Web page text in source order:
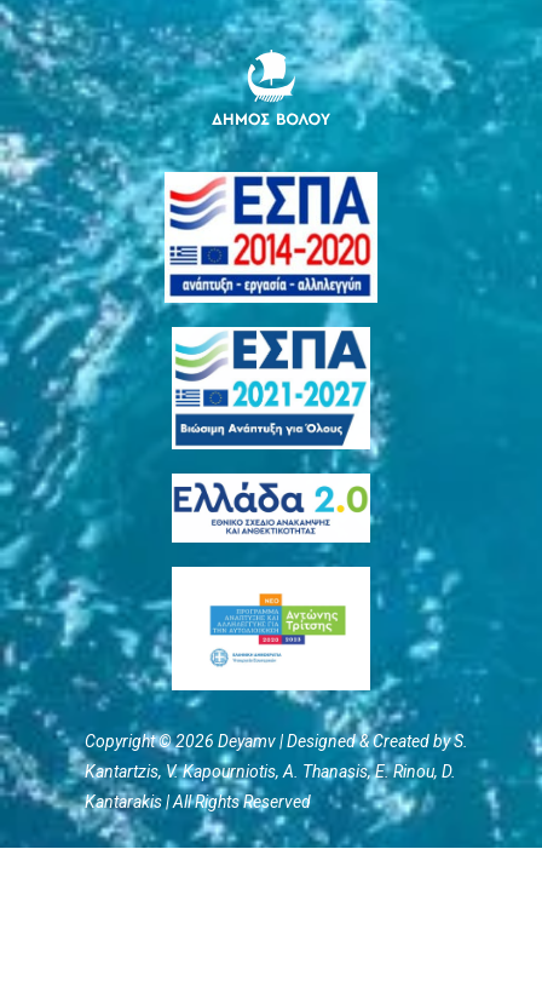
Copyright © 2026 Deyamv | Designed & Created by S.
Kantartzis, V. Kapourniotis, Α. Thanasis, E. Rinou, D.
Kantarakis | All Rights Reserved